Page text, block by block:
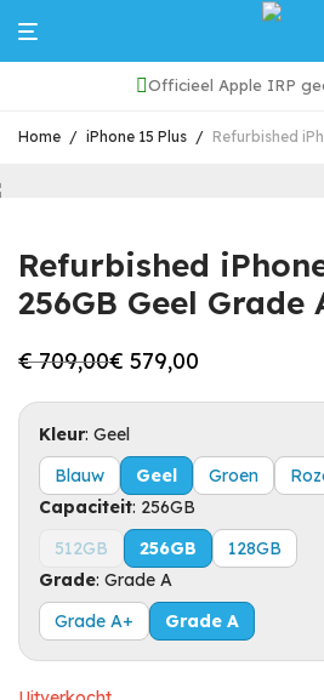
Officieel Apple IRP
Home / iPhone 15 Plus / Refurbished iPhone
Refurbished
256GB Geel Grade
€709,00
Oorspronkelijke
was:
€ 709,00.
€ 579,00
Huidige
is:
€ 579,00.
Kleur: Geel
Blauw
Geel Groen
Capaciteit: 256GB
512GB
256GB
128GB
Grade: Grade A
Grade A+
Grade A